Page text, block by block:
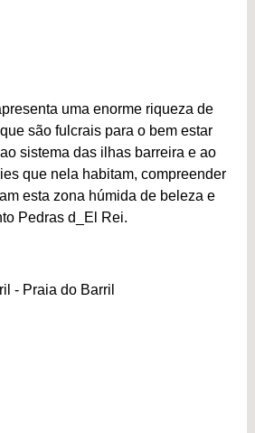
uma enorme riqueza de
são fulcrais para o bem estar
sistema das ilhas barreira e ao
que nela habitam, compreender
esta zona húmida de beleza e
Pedras d_El Rei.
- Praia do Barril